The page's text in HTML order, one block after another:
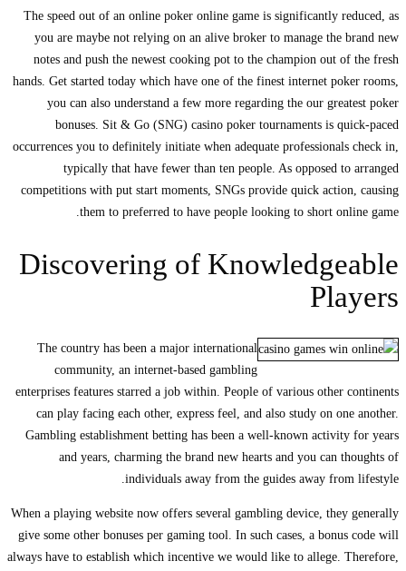
The speed out of an online poker online game is significantly reduced, as
you are maybe not relying on an alive broker to manage the brand new
notes and push the newest cooking pot to the champion out of the fresh
hands. Get started today which have one of the finest internet poker rooms,
you can also understand a few more regarding the our greatest poker
bonuses. Sit & Go (SNG) casino poker tournaments is quick-paced
occurrences you to definitely initiate when adequate professionals check in,
typically that have fewer than ten people. As opposed to arranged
competitions with put start moments, SNGs provide quick action, causing
them to preferred to have people looking to short online game.
Discovering of Knowledgeable
Players
The country has been a major international
community, an internet-based gambling
enterprises features starred a job within. People of various other continents
can play facing each other, express feel, and also study on one another.
Gambling establishment betting has been a well-known activity for years
and years, charming the brand new hearts and you can thoughts of
individuals away from the guides away from lifestyle.
When a playing website now offers several gambling device, they generally
give some other bonuses per gaming tool. In such cases, a bonus code will
always have to establish which incentive we would like to allege. Therefore,